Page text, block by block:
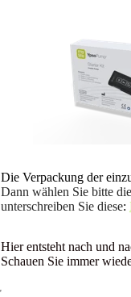
Die Verpackung der
Dann wählen Sie bitte
unterschreiben Sie diese:
Hier entsteht nach und
Schauen Sie immer